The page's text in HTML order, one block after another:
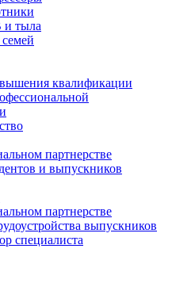
тыла
квалификации
партнерстве
и выпускников
партнерстве
выпускников
специалиста